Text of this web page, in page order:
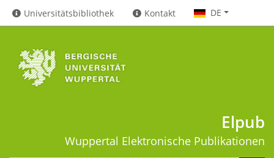
Universitätsbibliothek Kontakt DE
Elpub
Wuppertal Elektronische Publikationen